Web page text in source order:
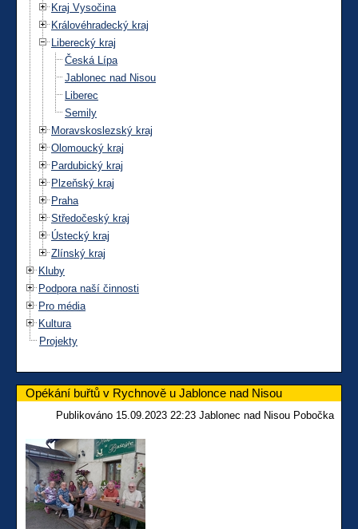
Kraj Vysočina
Královéhradecký kraj
Liberecký kraj
Česká Lípa
Jablonec nad Nisou
Liberec
Semily
Moravskoslezský kraj
Olomoucký kraj
Pardubický kraj
Plzeňský kraj
Praha
Středočeský kraj
Ústecký kraj
Zlínský kraj
Kluby
Podpora naší činnosti
Pro média
Kultura
Projekty
Opékání buřtů v Rychnově u Jablonce nad Nisou
Publikováno 15.09.2023 22:23 Jablonec nad Nisou Pobočka